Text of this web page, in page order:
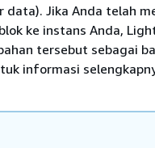
Jika Anda telah
ke instans Anda,
tersebut sebagai
informasi